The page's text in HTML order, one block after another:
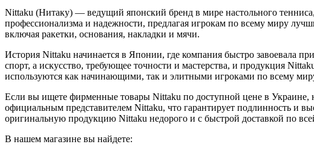
Nittaku (Нитаку) — ведущий японский бренд в мире настольного
профессионализма и надежности, предлагая игрокам по всему миру
включая ракетки, основания, накладки и мячи.
История Nittaku начинается в Японии, где компания быстро завоевала
спорт, а искусство, требующее точности и мастерства, и продукция
используются как начинающими, так и элитными игроками по всему
Если вы ищете фирменные товары Nittaku по доступной цене в
официальным представителем Nittaku, что гарантирует подлинность и
оригинальную продукцию Nittaku недорого и с быстрой доставкой по
В нашем магазине вы найдете: